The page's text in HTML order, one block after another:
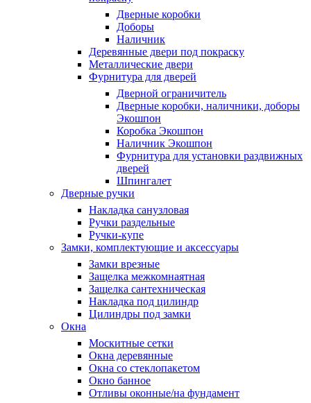
Дверные коробки
Доборы
Наличник
Деревянные двери под покраску
Металлические двери
Фурнитура для дверей
Дверной ограничитель
Дверные коробки, наличники, доборы
Экошпон
Коробка Экошпон
Наличник Экошпон
Фурнитура для установки раздвижных
дверей
Шпингалет
Дверные ручки
Накладка санузловая
Ручки раздельные
Ручки-купе
Замки, комплектующие и аксессуары
Замки врезные
Защелка межкомнаятная
Защелка сантехническая
Накладка под цилиндр
Цилиндры под замки
Окна
Москитные сетки
Окна деревянные
Окна со стеклопакетом
Окно банное
Отливы оконные/на фундамент